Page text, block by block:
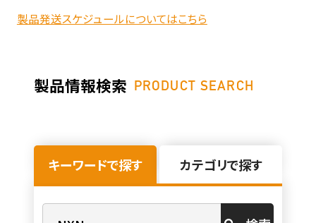
製品発送スケジュールについてはこちら
製品情報検索 PRODUCT SEARCH
キーワードで探す カテゴリで探す